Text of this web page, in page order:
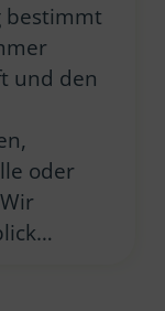
bestimmt
und den
oder